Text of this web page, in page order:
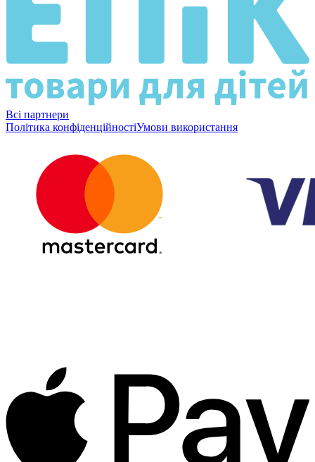
Всі партнери
Політика конфіденційностіУмови використання